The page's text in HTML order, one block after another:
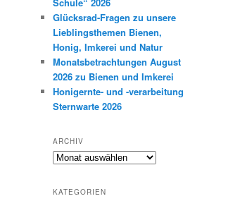
Glücksrad-Fragen zu unsere
Lieblingsthemen Bienen,
Honig, Imkerei und Natur
Monatsbetrachtungen August
2026 zu Bienen und Imkerei
Honigernte- und -verarbeitung
Sternwarte 2026
ARCHIV
Archiv
KATEGORIEN